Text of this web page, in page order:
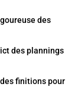
des
des plannings
finitions pour